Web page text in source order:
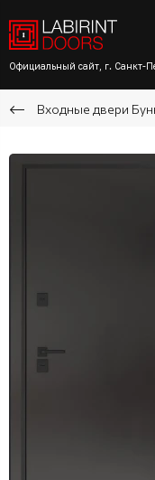
Официальный сайт, г. Санкт-
Входные двери